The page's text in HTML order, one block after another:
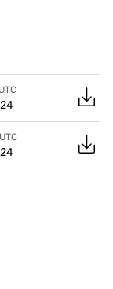
UTC
UTC